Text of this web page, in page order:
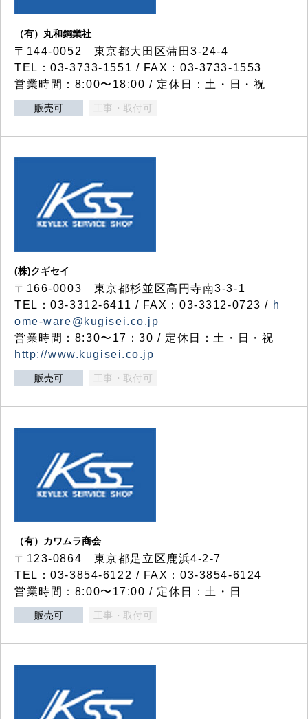
（有）丸和鋼業社
〒144-0052 東京都大田区蒲田3-24-4
TEL：03-3733-1551 / FAX：03-3733-1553
営業時間：8:00〜18:00 / 定休日：土・日・祝
販売可 工事・取付可
(株)クギセイ
〒166-0003 東京都杉並区高円寺南3-3-1
TEL：03-3312-6411 / FAX：03-3312-0723 / h
ome-ware@kugisei.co.jp
営業時間：8:30〜17：30 / 定休日：土・日・祝
http://www.kugisei.co.jp
販売可 工事・取付可
（有）カワムラ商会
〒123-0864 東京都足立区鹿浜4-2-7
TEL：03-3854-6122 / FAX：03-3854-6124
営業時間：8:00〜17:00 / 定休日：土・日
販売可 工事・取付可